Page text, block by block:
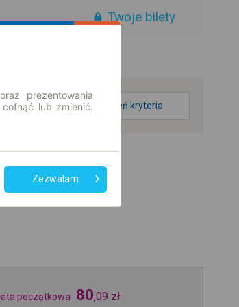
Twoje bilety
zmień kryteria
początkowa 80,09 zł
prezentowania
lub zmienić.
Zezwalam